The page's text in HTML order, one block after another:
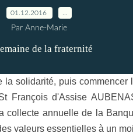
01.12.2016
Par Anne-Marie
solidarité, puis commencer
François d'Assise
collecte annuelle de la
valeurs essentielles à un